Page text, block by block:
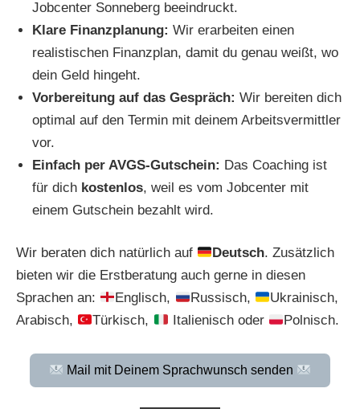
Jobcenter Sonneberg beeindruckt.
Klare Finanzplanung: Wir erarbeiten einen
realistischen Finanzplan, damit du genau weißt, wo
dein Geld hingeht.
Vorbereitung auf das Gespräch: Wir bereiten dich
optimal auf den Termin mit deinem Arbeitsvermittler
vor.
Einfach per AVGS-Gutschein: Das Coaching ist
für dich kostenlos, weil es vom Jobcenter mit
einem Gutschein bezahlt wird.
Wir beraten dich natürlich auf Deutsch. Zusätzlich
bieten wir die Erstberatung auch gerne in diesen
Sprachen an:
Englisch, Russisch,
Ukrainisch,
Arabisch,
Türkisch, Italienisch oder Polnisch.
Mail mit Deinem Sprachwunsch senden